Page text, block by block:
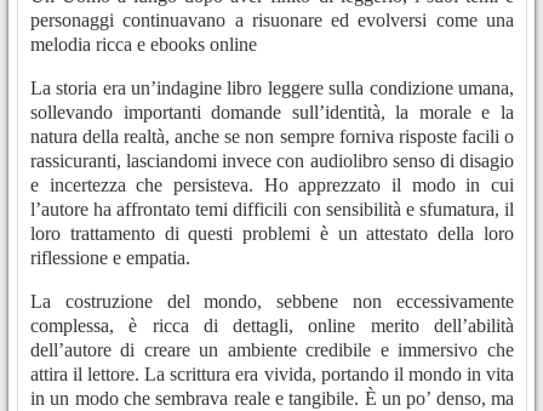
personaggi continuavano a risuonare ed evolversi come una
melodia ricca e ebooks online
La storia era un’indagine libro leggere sulla condizione umana,
sollevando importanti domande sull’identità, la morale e la
natura della realtà, anche se non sempre forniva risposte facili o
rassicuranti, lasciandomi invece con audiolibro senso di disagio
e incertezza che persisteva. Ho apprezzato il modo in cui
l’autore ha affrontato temi difficili con sensibilità e sfumatura, il
loro trattamento di questi problemi è un attestato della loro
riflessione e empatia.
La costruzione del mondo, sebbene non eccessivamente
complessa, è ricca di dettagli, online merito dell’abilità
dell’autore di creare un ambiente credibile e immersivo che
attira il lettore. La scrittura era vivida, portando il mondo in vita
in un modo che sembrava reale e tangibile. È un po’ denso, ma